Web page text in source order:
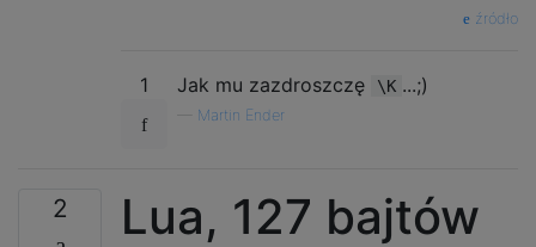
źródło
1 Jak mu zazdroszczę \K ...;)
Martin Ender
2 Lua, 127 bajtów